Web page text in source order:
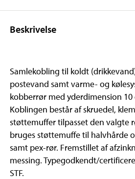
Beskrivelse
Samlekobling til koldt
postevand samt varme- og
kobberrør med yderdimension 10
Koblingen består af skruedel,
støttemuffer tilpasset den valgte
bruges støttemuffe til halvhårde
samt pex-rør. Fremstillet af
messing. Typegodkendt/
STF.